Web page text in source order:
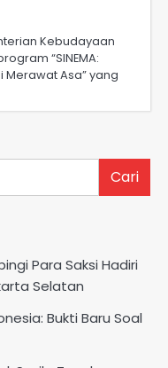
Kebudayaan
“SINEMA:
Merawat Asa” yang
Cari
Para Saksi Hadiri
Selatan
Bukti Baru Soal